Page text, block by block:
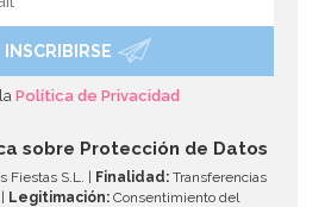
INSCRIBIRSE
laPolítica de Privacidad
sobre Protección de Datos
Fiestas S.L. | Finalidad: Transferencias
Legitimación: Consentimiento del